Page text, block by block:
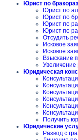
Юрист по
Юрист по
Юрист по
Юрист по
Юрист по
Отсудить
Исковое
Исковое
Взыскание
Юридическая
Получить
Юридические
Развод с